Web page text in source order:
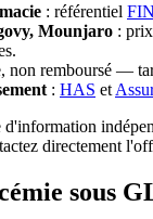
: référentiel
Mounjaro :
non remboursé —
: HAS et
directement
sous